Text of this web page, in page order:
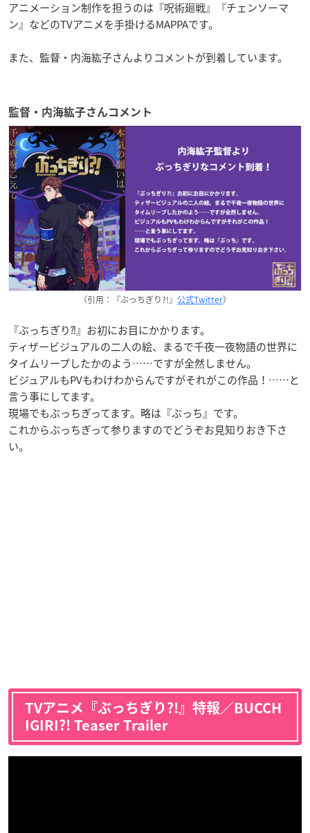
アニメーション制作を担うのは『呪術廻戦』『チェンソーマ
ン』などのTVアニメを手掛けるMAPPAです。
また、監督・内海紘子さんよりコメントが到着しています。
監督・内海紘子さんコメント
（引用：『ぶっちぎり?!』 公式Twitter）
『ぶっちぎり⁈』お初にお目にかかります。
ティザービジュアルの二人の絵、まるで千夜一夜物語の世界に
タイムリープしたかのよう……ですが全然しません。
ビジュアルもPVもわけわからんですがそれがこの作品！……と
言う事にしてます。
現場でもぶっちぎってます。略は『ぶっち』です。
これからぶっちぎって参りますのでどうぞお見知りおき下さ
い。
TVアニメ『ぶっちぎり?!』特報／BUCCH
IGIRI?! Teaser Trailer